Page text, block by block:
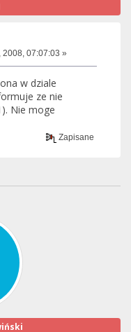
2008, 07:07:03 »
w dziale
ze nie
Nie moge
Zapisane